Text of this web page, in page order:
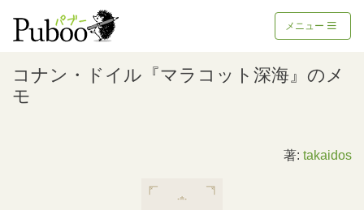
メニュー
コナン・ドイル『マラコット深海』のメ
モ
著: takaidos